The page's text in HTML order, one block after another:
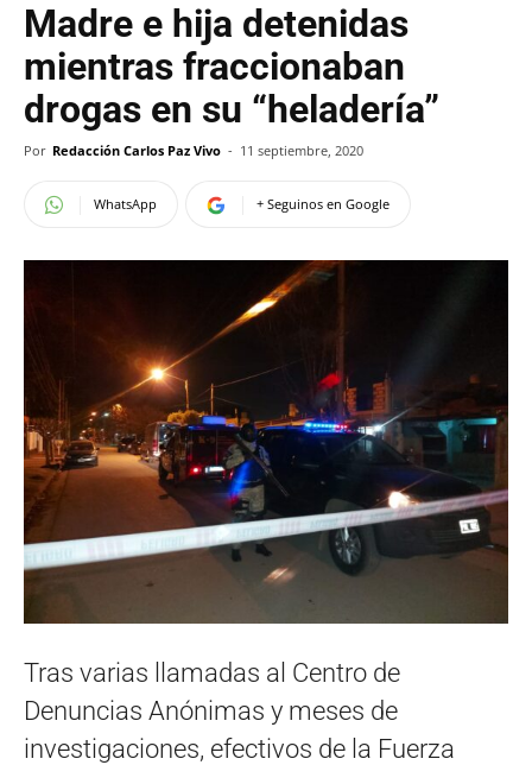
Madre e hija detenidas
mientras fraccionaban
drogas en su “heladería”
Por Redacción Carlos Paz Vivo - 11 septiembre, 2020
WhatsApp + Seguinos en Google
Tras varias llamadas al Centro de
Denuncias Anónimas y meses de
investigaciones, efectivos de la Fuerza